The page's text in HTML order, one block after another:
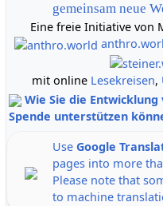
gemeinsam neue
Eine freie Initiative von
mit online Lesekreisen,
Wie Sie die
Spende unterstützen
Use Google
pages into more
Please note that
to machine